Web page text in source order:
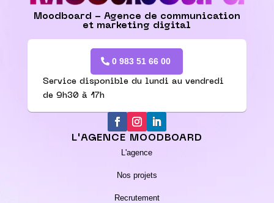
Moodboard - Agence de communication
et marketing digital
0 983 51 66 00
Service disponible du lundi au vendredi
de 9h30 à 17h
L'AGENCE MOODBOARD
L'agence
Nos projets
Recrutement